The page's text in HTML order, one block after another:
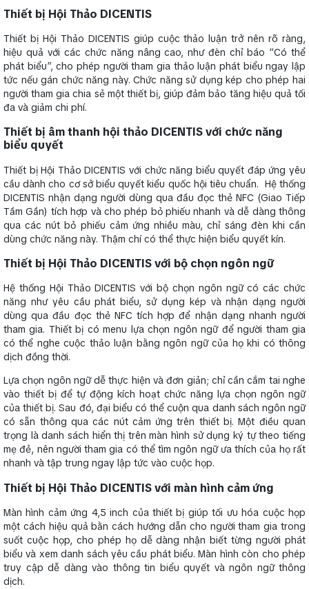
Thiết bị Hội Thảo DICENTIS
Thiết bị Hội Thảo DICENTIS giúp cuộc thảo luận trở nên rõ ràng,
hiệu quả với các chức năng nâng cao, như đèn chỉ báo “Có thể
phát biểu”, cho phép người tham gia thảo luận phát biểu ngay lập
tức nếu gán chức năng này. Chức năng sử dụng kép cho phép hai
người tham gia chia sẻ một thiết bị, giúp đảm bảo tăng hiệu quả tối
đa và giảm chi phí.
Thiết bị âm thanh hội thảo DICENTIS với chức năng
biểu quyết
Thiết bị Hội Thảo DICENTIS với chức năng biểu quyết đáp ứng yêu
cầu dành cho cơ sở biểu quyết kiểu quốc hội tiêu chuẩn. Hệ thống
DICENTIS nhận dạng người dùng qua đầu đọc thẻ NFC (Giao Tiếp
Tầm Gần) tích hợp và cho phép bỏ phiếu nhanh và dễ dàng thông
qua các nút bỏ phiếu cảm ứng nhiều màu, chỉ sáng đèn khi cần
dùng chức năng này. Thậm chí có thể thực hiện biểu quyết kín.
Thiết bị Hội Thảo DICENTIS với bộ chọn ngôn ngữ
Hệ thống Hội Thảo DICENTIS với bộ chọn ngôn ngữ có các chức
năng như yêu cầu phát biểu, sử dụng kép và nhận dạng người
dùng qua đầu đọc thẻ NFC tích hợp để nhận dạng nhanh người
tham gia. Thiết bị có menu lựa chọn ngôn ngữ để người tham gia
có thể nghe cuộc thảo luận bằng ngôn ngữ của họ khi có thông
dịch đồng thời.
Lựa chọn ngôn ngữ dễ thực hiện và đơn giản; chỉ cần cắm tai nghe
vào thiết bị để tự động kích hoạt chức năng lựa chọn ngôn ngữ
của thiết bị. Sau đó, đại biểu có thể cuộn qua danh sách ngôn ngữ
có sẵn thông qua các nút cảm ứng trên thiết bị. Một điều quan
trọng là danh sách hiển thị trên màn hình sử dụng ký tự theo tiếng
mẹ đẻ, nên người tham gia có thể tìm ngôn ngữ ưa thích của họ rất
nhanh và tập trung ngay lập tức vào cuộc họp.
Thiết bị Hội Thảo DICENTIS với màn hình cảm ứng
Màn hình cảm ứng 4,5 inch của thiết bị giúp tối ưu hóa cuộc họp
một cách hiệu quả bằn cách hướng dẫn cho người tham gia trong
suốt cuộc họp, cho phép họ dễ dàng nhận biết từng người phát
biểu và xem danh sách yêu cầu phát biểu. Màn hình còn cho phép
truy cập dễ dàng vào thông tin biểu quyết và ngôn ngữ thông
dịch.